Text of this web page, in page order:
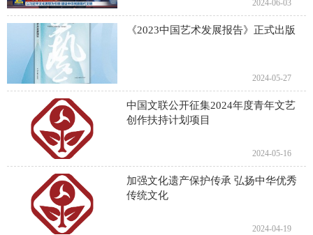
2024-06-03
《2023中国艺术发展报告》正式出版
2024-05-27
中国文联公开征集2024年度青年文艺
创作扶持计划项目
2024-05-16
加强文化遗产保护传承 弘扬中华优秀
传统文化
2024-04-19